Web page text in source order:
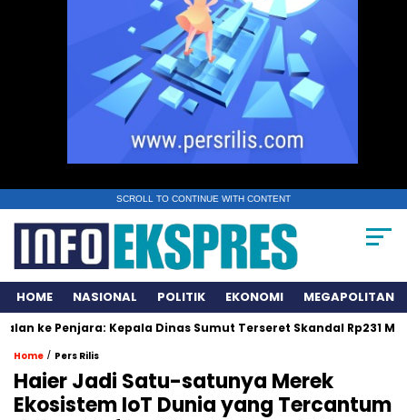
SCROLL TO CONTINUE WITH CONTENT
HOME NASIONAL POLITIK EKONOMI MEGAPOLITAN
Kepala Dinas Sumut Terseret Skandal Rp231 Miliar
Home / Pers Rilis
Haier Jadi Satu-satunya Merek
Ekosistem IoT Dunia yang Tercantum